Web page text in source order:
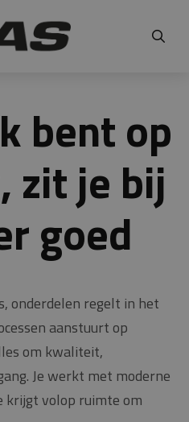
bent op
zit je bij
goed
onderdelen regelt in het
aanstuurt op
om kwaliteit,
Je werkt met moderne
krijgt volop ruimte om